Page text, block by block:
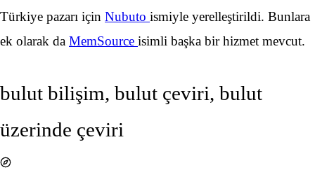
Türkiye pazarı için Nubuto ismiyle yerelleştirildi. Bunlara
ek olarak da MemSource isimli başka bir hizmet mevcut.
bulut bilişim, bulut çeviri, bulut
üzerinde çeviri